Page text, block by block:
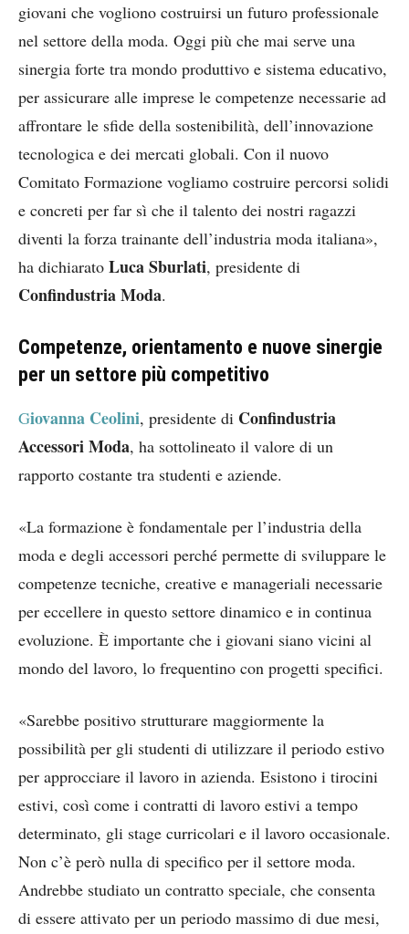
giovani che vogliono costruirsi un futuro professionale
nel settore della moda. Oggi più che mai serve una
sinergia forte tra mondo produttivo e sistema educativo,
per assicurare alle imprese le competenze necessarie ad
affrontare le sfide della sostenibilità, dell’innovazione
tecnologica e dei mercati globali. Con il nuovo
Comitato Formazione vogliamo costruire percorsi solidi
e concreti per far sì che il talento dei nostri ragazzi
diventi la forza trainante dell’industria moda italiana»,
ha dichiarato Luca Sburlati, presidente di
Confindustria Moda.
Competenze, orientamento e nuove sinergie
per un settore più competitivo
Giovanna Ceolini, presidente di Confindustria
Accessori Moda, ha sottolineato il valore di un
rapporto costante tra studenti e aziende.
«La formazione è fondamentale per l’industria della
moda e degli accessori perché permette di sviluppare le
competenze tecniche, creative e manageriali necessarie
per eccellere in questo settore dinamico e in continua
evoluzione. È importante che i giovani siano vicini al
mondo del lavoro, lo frequentino con progetti specifici.
«Sarebbe positivo strutturare maggiormente la
possibilità per gli studenti di utilizzare il periodo estivo
per approcciare il lavoro in azienda. Esistono i tirocini
estivi, così come i contratti di lavoro estivi a tempo
determinato, gli stage curricolari e il lavoro occasionale.
Non c’è però nulla di specifico per il settore moda.
Andrebbe studiato un contratto speciale, che consenta
di essere attivato per un periodo massimo di due mesi,